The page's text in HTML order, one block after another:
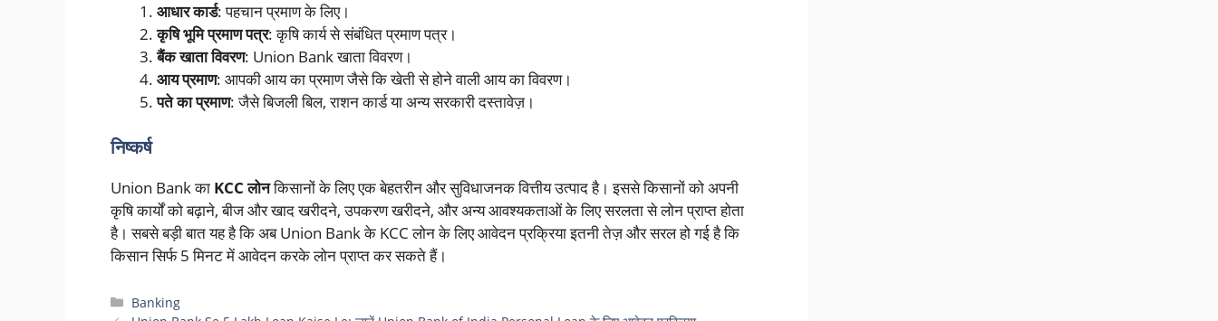
आधार कार्ड: पहचान प्रमाण के लिए।
कृषि भूमि प्रमाण पत्र: कृषि कार्य से संबंधित प्रमाण पत्र।
बैंक खाता विवरण: Union Bank खाता विवरण।
आय प्रमाण: आपकी आय का प्रमाण जैसे कि खेती से होने वाली आय का विवरण।
पते का प्रमाण: जैसे बिजली बिल, राशन कार्ड या अन्य सरकारी दस्तावेज़।
निष्कर्ष
Union Bank का KCC लोनकिसानों के लिए एक बेहतरीन और सुविधाजनक वित्तीय उत्पाद है। इससे किसानों को अपनी
कृषि कार्यों को बढ़ाने, बीज और खाद खरीदने, उपकरण खरीदने, और अन्य आवश्यकताओं के लिए सरलता से लोन प्राप्त होता
है। सबसे बड़ी बात यह है कि अब Union Bank के KCC लोन के लिए आवेदन प्रक्रिया इतनी तेज़ और सरल हो गई है कि
किसान सिर्फ 5 मिनट में आवेदन करके लोन प्राप्त कर सकते हैं।
Categories
Banking